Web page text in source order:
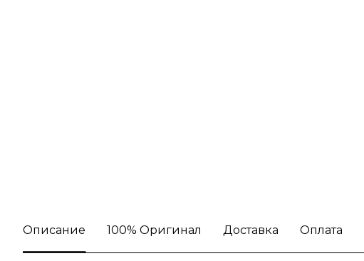
Описание 100% Оригинал Доставка Оплата